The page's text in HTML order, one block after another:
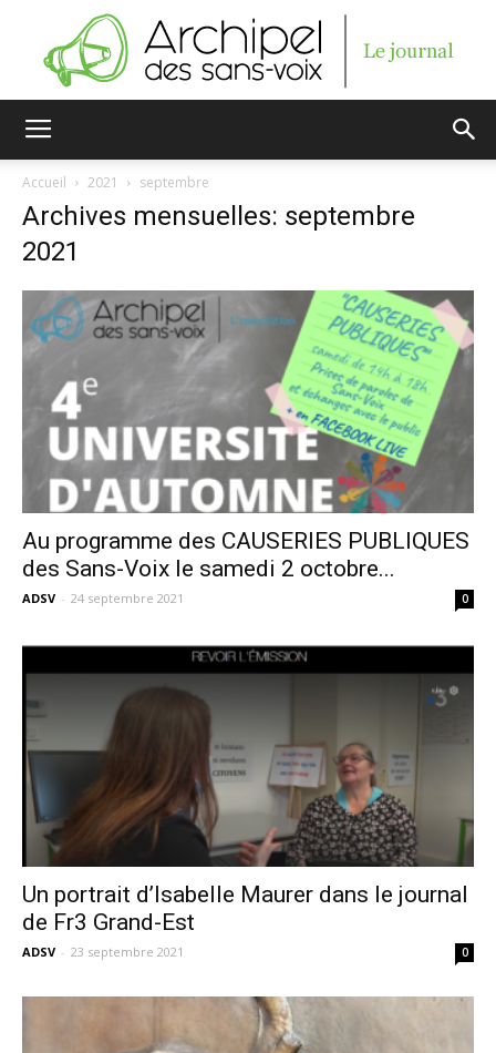
voix
Accueil 2021 septembre
Archives mensuelles: septembre
2021
Au programme des CAUSERIES PUBLIQUES
des Sans-Voix le samedi 2 octobre...
ADSV - 24 septembre 2021 0
Un portrait d’Isabelle Maurer dans le journal
de Fr3 Grand-Est
ADSV - 23 septembre 2021 0